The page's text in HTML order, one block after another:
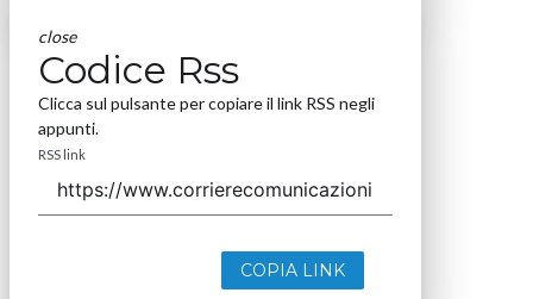
close
Codice Rss
Clicca sul pulsante per copiare il link RSS negli
appunti.
RSS link
COPIA LINK